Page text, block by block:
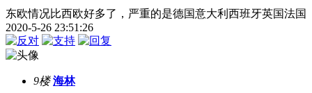
东欧情况比西欧好多了，严重的是德国意大利西班牙英国法国
2020-5-26 23:51:26
9楼 海林